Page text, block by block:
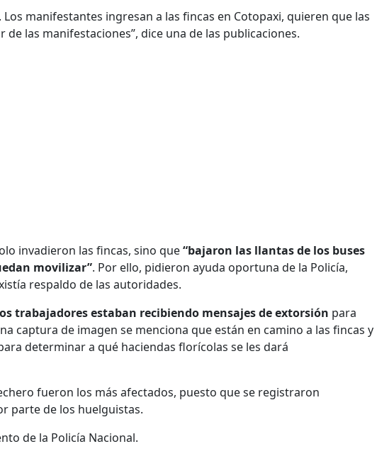
manifestantes ingresan a las fincas en Cotopaxi, quieren que las
las manifestaciones”, dice una de las publicaciones.
invadieron las fincas, sino que“bajaron las llantas de los buses
movilizar”. Por ello, pidieron ayuda oportuna de la Policía,
respaldo de las autoridades.
trabajadores estaban recibiendo mensajes de extorsión para
captura de imagen se menciona que están en camino a las fincas y
determinar a qué haciendas florícolas se les dará
fueron los más afectados, puesto que se registraron
parte de los huelguistas.
de la Policía Nacional.